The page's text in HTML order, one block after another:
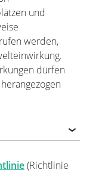
und
werden,
dürfen
(Richtlinie